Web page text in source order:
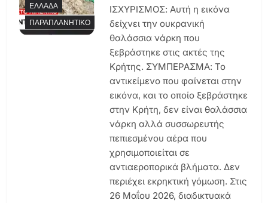
ΕΛΛΆΔΑ
ΠΑΡΑΠΛΑΝΗΤΙΚΌ
ΙΣΧΥΡΙΣΜΟΣ: Αυτή η εικόνα
δείχνει την ουκρανική
θαλάσσια νάρκη που
ξεβράστηκε στις ακτές της
Κρήτης. ΣΥΜΠΕΡΑΣΜΑ: Το
αντικείμενο που φαίνεται στην
εικόνα, και το οποίο ξεβράστηκε
στην Κρήτη, δεν είναι θαλάσσια
νάρκη αλλά συσσωρευτής
πεπιεσμένου αέρα που
χρησιμοποιείται σε
αντιαεροπορικά βλήματα. Δεν
περιέχει εκρηκτική γόμωση. Στις
26 Μαΐου 2026, διαδικτυακά